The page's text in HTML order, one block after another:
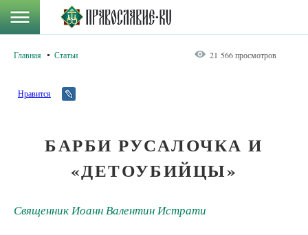
Главная Статьи 21 566 просмотров
Нравится
БАРБИ РУСАЛОЧКА И
«ДЕТОУБИЙЦЫ»
Священник Иоанн Валентин Истрати